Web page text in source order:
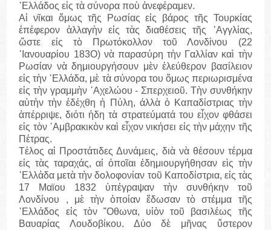
῾Ελλάδος εἰς τὰ σύνορα ποὺ ἀνεφέραμεν.
Αἱ νῖκαι ὅμως τῆς Ρωσίας εἱς βάρος τῆς Τουρκίας
ἐπέφερον ἀλλαγὴν εἰς τὰς διαθέσεις τῆς ᾽Αγγλίας,
ὥστε είς τὸ Πρωτόκολλον τοῦ Λονδίνου (22
᾽Ιανουαρίου 183Ο) νὰ παρασύρη τὴν Γαλλίαν καὶ τὴν
Ρωσίαν νὰ δημιουργήσουν μὲν ἐλεύθερον βασίλειον
εἱς τὴν ῾Ελλάδα, μὲ τὰ σύνορα του ὅμως περιωρισμένα
εἱς τὴν γραμμὴν ᾽Αχελώου - Σπερχειοῦ. Τὴν συνθήκην
αὐτὴν τὴν ἐδέχθη ἡ Πύλη, άλλὰ ὁ Καπαδίστριας τὴν
ἀπέρριψε, διότι ἠδη τὰ στρατεύματά του εἶχον φθάσει
εἱς τὸν ᾽Αμβρακικὸν καὶ εἶχον νικήσει εἰς τὴν μάχην τῆς
Πέτρας.
Τέλος αἱ Προστάτιδες Δυνάμεις, διὰ νὰ θέσουν τέρμα
εἰς τὰς ταραχάς, αἱ ὁποῖαι ἐδημιουργήθησαν εὶς τὴν
῾Ελλἀδα μετὰ τὴν δολοφονίαν τοῦ Καποδίστρια, εἰς τὰς
17 Μαϊου 1832 ὑπέγραψαν τὴν συνθήκην τοῦ
Λονδίνου , μὲ τὴν ὁποίαν ἔδωσαν τὸ στέμμα τῆς
῾Ελλάδος εἰς τὸν ῎Οθωνα, υἱὸν τοῦ βασιλέως τῆς
Βαυαρίας Λουδοβίκου. Δύο δὲ μῆνας ὕστερον